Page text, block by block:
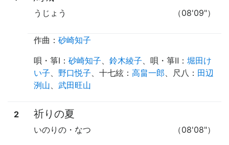
（08'09"）
うじょう
作曲： 砂崎知子
唄 ・ 箏Ⅰ ： 砂崎知子 鈴木綾子 唄 ・ 箏Ⅱ ： 堀田け
い子
野口悦子 十七絃 ： 高畠一郎 尺八 ： 田辺
洌山
武田旺山
2 祈りの夏
（08'08"）
いのりの・なつ